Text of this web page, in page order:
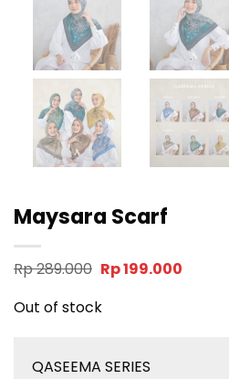
Maysara Scarf
Rp289.000 Original
price
Rp 289.000.
Rp199.000Current
Out of stock
QASEEMA SERIES